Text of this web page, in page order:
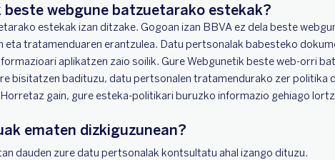
beste webgune batzuetarako estekak?
estekak izan ditzake. Gogoan izan BBVA ez dela beste
tratamenduaren erantzulea. Datu pertsonalak babesteko
aplikatzen zaio soilik. Gure Webgunetik beste web-orri
bisitatzen badituzu, datu pertsonalen tratamendurako zer politika
gain, gure esteka-politikari buruzko informazio gehiago
ematen dizkiguzunean?
dauden zure datu pertsonalak kontsultatu ahal izango dituzu.